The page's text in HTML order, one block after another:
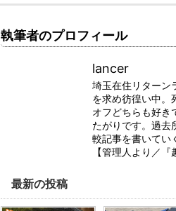
執筆者のプロフィール
lancer
埼玉在住リターン
を求め彷徨い中。
オフどちらも好き
たがりです。過去
較記事を書いてい
【管理人より／
最新の投稿